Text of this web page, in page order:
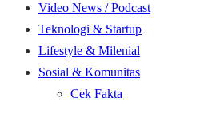
Video News / Podcast
Teknologi & Startup
Lifestyle & Milenial
Sosial & Komunitas
Cek Fakta